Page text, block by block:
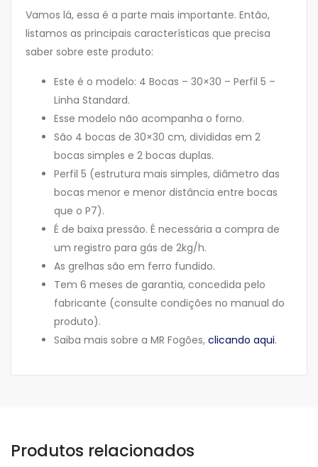
Vamos lá, essa é a parte mais importante. Então,
listamos as principais características que precisa
saber sobre este produto:
Este é o modelo: 4 Bocas – 30×30 – Perfil 5 –
Linha Standard.
Esse modelo não acompanha o forno.
São 4 bocas de 30×30 cm, divididas em 2
bocas simples e 2 bocas duplas.
Perfil 5 (estrutura mais simples, diâmetro das
bocas menor e menor distância entre bocas
que o P7).
É de baixa pressão. É necessária a compra de
um registro para gás de 2kg/h.
As grelhas são em ferro fundido.
Tem 6 meses de garantia, concedida pelo
fabricante (consulte condições no manual do
produto).
Saiba mais sobre a MR Fogões, clicando aqui.
Produtos relacionados